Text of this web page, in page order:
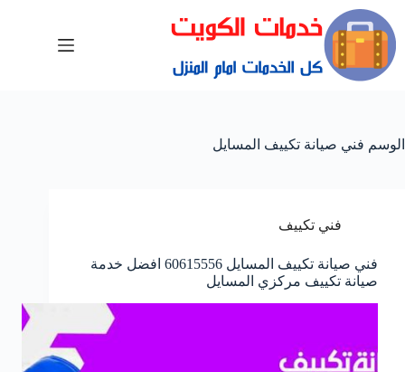
الوسم فني صيانة تكييف المسايل
فني تكييف
فني صيانة تكييف المسايل 60615556 افضل خدمة
صيانة تكييف مركزي المسايل